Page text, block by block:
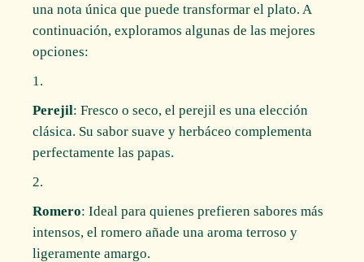
una nota única que puede transformar el plato. A
continuación, exploramos algunas de las mejores
opciones:
Perejil: Fresco o seco, el perejil es una elección
clásica. Su sabor suave y herbáceo complementa
perfectamente las papas.
Romero: Ideal para quienes prefieren sabores más
intensos, el romero añade una aroma terroso y
ligeramente amargo.